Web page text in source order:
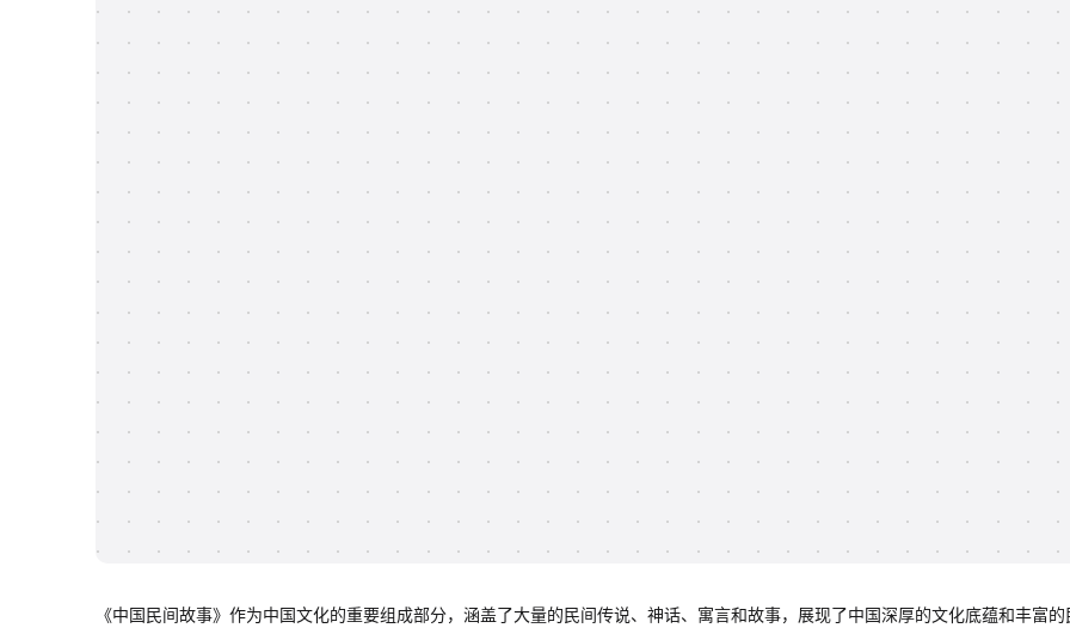
《中国民间故事》作为中国文化的重要组成部分，涵盖了大量的民间传说、神话、寓言和故事，展现了中国深厚的文化底蕴和丰富的